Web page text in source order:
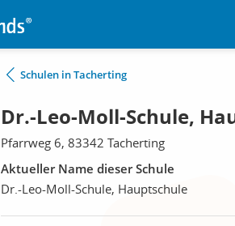
Schulen in Tacherting
Dr.-Leo-Moll-Schule,
Pfarrweg 6, 83342 Tacherting
Aktueller Name dieser Schule
Dr.-Leo-Moll-Schule, Hauptschule